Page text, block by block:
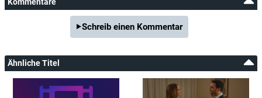
Schreib einen Kommentar
Ähnliche Titel